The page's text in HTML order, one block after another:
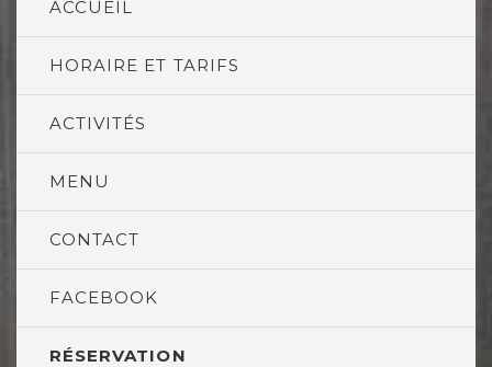
ACCUEIL
HORAIRE ET TARIFS
ACTIVITÉS
MENU
CONTACT
FACEBOOK
RÉSERVATION